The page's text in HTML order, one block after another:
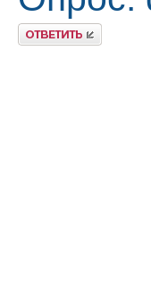
Ответить